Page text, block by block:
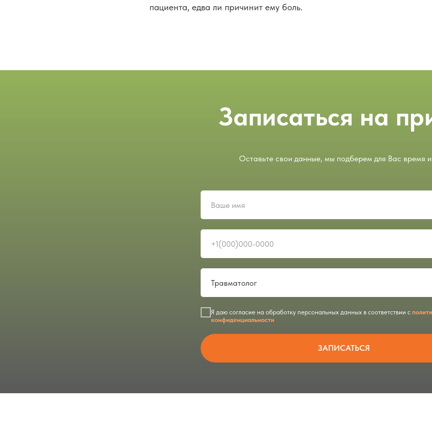
пациента, едва ли причинит ему боль.
Записаться на
Оставьте свои данные, мы подберем для Вас время и
Я даю согласие на обработку персональных данных в соответствии с
конфиденциальности
ЗАПИСАТЬСЯ